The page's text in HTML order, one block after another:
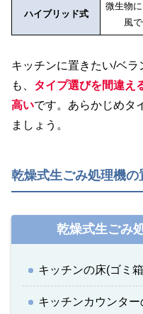
ハイブリッド式
微生物
風
キッチンに置きたい/ベ
も、 タイプ選びを間違え
高いです。あらかじめタ
ましょう。
乾燥式生ごみ処理機の
乾燥式生ごみ
キッチンの床(ゴミ
キッチンカウンター